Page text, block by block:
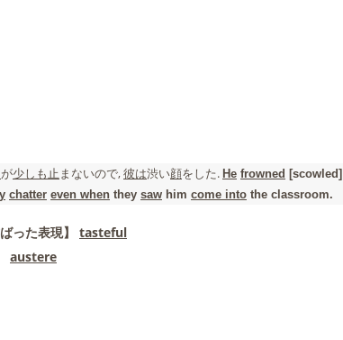
が少しも止まないので,彼は渋い顔をした. He frowned [scowled]
chatter even when they saw him come into the classroom.
った表現】
tasteful
austere